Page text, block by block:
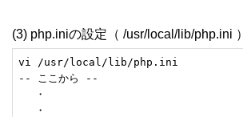
(3) php.iniの設定（ /usr/local/lib/php.ini ）
vi /usr/local/lib/php.ini
-- ここから --
・
・